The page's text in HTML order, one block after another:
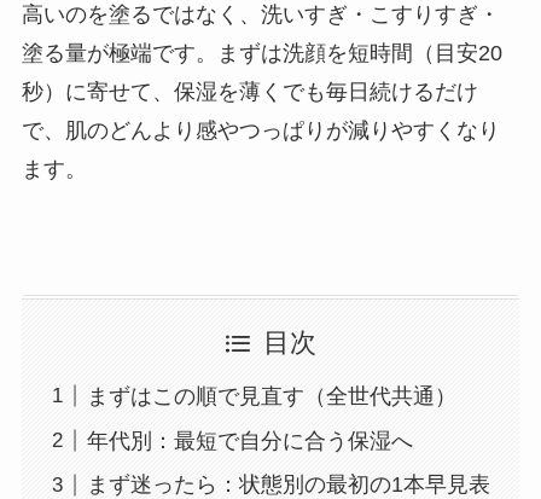
高いのを塗るではなく、洗いすぎ・こすりすぎ・
塗る量が極端です。まずは洗顔を短時間（目安20
秒）に寄せて、保湿を薄くでも毎日続けるだけ
で、肌のどんより感やつっぱりが減りやすくなり
ます。
目次
まずはこの順で見直す（全世代共通）
年代別：最短で自分に合う保湿へ
まず迷ったら：状態別の最初の1本早見表